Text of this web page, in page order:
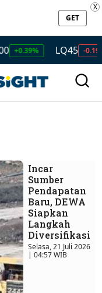
GET
X
LQ45 -0.19% ISSI
Incar
Sumber
Pendapatan
Baru, DEWA
Siapkan
Langkah
Diversifikasi
Selasa, 21 Juli 2026
| 04:57 WIB